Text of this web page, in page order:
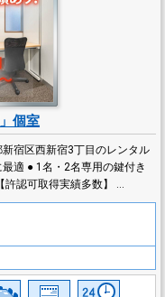
個室
新宿区西新宿3丁目のレンタル
適 ● 1名・2名専用の鍵付き
許認可取得実績多数】 …